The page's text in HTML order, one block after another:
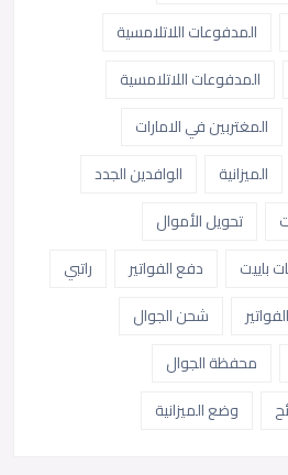
المدفوعات اللاتلامسية
المدفوعات اللاتلامسية
المغتربين في الامارات
الميزانية
الوافدين الجدد
تحويل الأموال
باييت دفع الفواتير
راتبي
شحن الجوال
محفظة الجوال
وضع الميزانية